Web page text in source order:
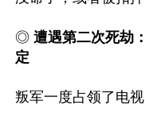
◎ 遭遇第二次死劫
定
叛军一度占领了电